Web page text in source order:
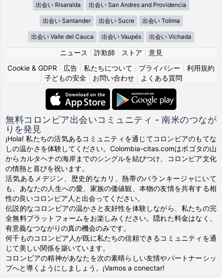
出会い Risaralda 出会い San Andres and Providencia
出会い Santander 出会い Sucre 出会い Tolima
出会い Valle del Cauca 出会い Vaupés 出会い Vichada
ニュース 詐欺師 ストア
意見
Cookie & GDPR
広告 私たちについて プライバシー
利用規約
子どもの安全| お問い合わせ| よくある質問
無料コロンビア出会いコミュニティ - 南米のつなが
りを発見
¡Hola! 私たちの活気あるコミュニティを通じてコロンビアのもてな
しの温かさを体験してください。Colombia-citas.comはボゴタの山
からカルタヘナの海岸までのシングルを結びつけ、コロンビア文化
の情熱と喜びを祝います。
活気あるメデジン、歴史的なカリ、熱帯のバランキージャにいて
も、あなたの人生への愛、家族の価値観、本物の友情を共有する相
性の良いコロンビア人と出会ってください。
伝説的なコロンビアの温かさと友好性を体験しながら、私たちの完
全無料プラットフォームをお楽しみください。隠れた料金はなく、
有意義なつながりの真の機会のみです。
何千ものコロンビア人が既に私たちの信頼できるコミュニティを通
じて美しい関係を築いています。
コロンビアの精神があなたを次の素晴らしい友情やパートナーシッ
プへと導くようにしましょう。¡Vamos a conectar!